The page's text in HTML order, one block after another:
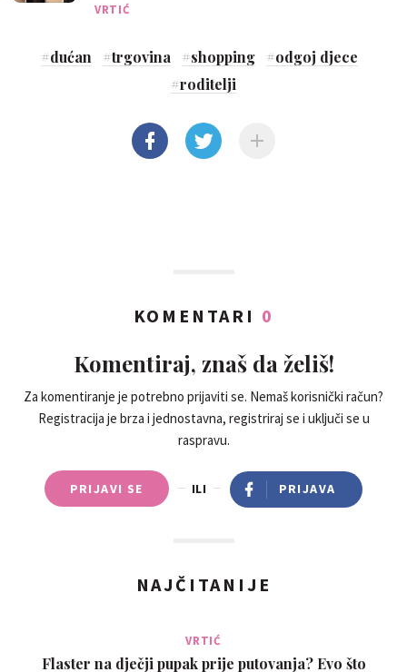
VRTIĆ
#dućan #trgovina #shopping #odgoj djece
#roditelji
KOMENTARI 0
Komentiraj, znaš da želiš!
Za komentiranje je potrebno prijaviti se. Nemaš korisnički račun?
Registracija je brza i jednostavna, registriraj se i uključi se u
raspravu.
PRIJAVI SE ILI PRIJAVA
NAJČITANIJE
VRTIĆ
Flaster na dječji pupak prije putovanja? Evo što